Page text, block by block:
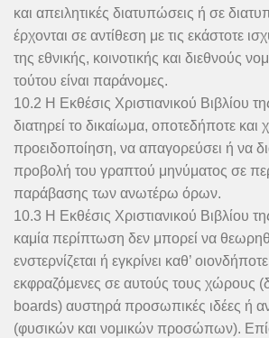
και απειλητικές διατυπώσεις ή σε
έρχονται σε αντίθεση με τις εκάστοτε
της εθνικής, κοινοτικής και διεθνούς
τούτου είναι παράνομες.
10.2 Η Εκθέσις Χριστιανικού Βιβλίου
διατηρεί το δικαίωμα, οποτεδήποτε και
προειδοποίηση, να απαγορεύσει ή να
προβολή του γραπτού μηνύματος σε
παράβασης των ανωτέρω όρων.
10.3 Η Εκθέσις Χριστιανικού Βιβλίου
καμία περίπτωση δεν μπορεί να
ενστερνίζεται ή εγκρίνει καθ’
εκφραζόμενες σε αυτούς τους χώρους
boards) αυστηρά προσωπικές ιδέες ή
(φυσικών και νομικών προσώπων).